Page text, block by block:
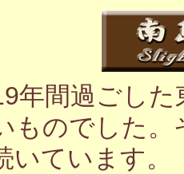
年間過ごし
ものでした
いています